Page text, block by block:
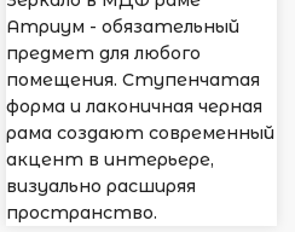
Атриум - обязательный
предмет для любого
помещения. Ступенчатая
форма и лаконичная черная
рама создают современный
акцент в интерьере,
визуально расширяя
пространство.